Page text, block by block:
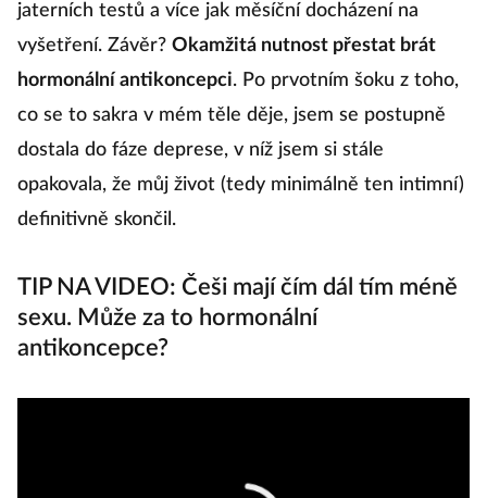
jaterních testů a více jak měsíční docházení na
vyšetření. Závěr? Okamžitá nutnost přestat brát
hormonální antikoncepci. Po prvotním šoku z toho,
co se to sakra v mém těle děje, jsem se postupně
dostala do fáze deprese, v níž jsem si stále
opakovala, že můj život (tedy minimálně ten intimní)
definitivně skončil.
TIP NA VIDEO: Češi mají čím dál tím méně
sexu. Může za to hormonální
antikoncepce?